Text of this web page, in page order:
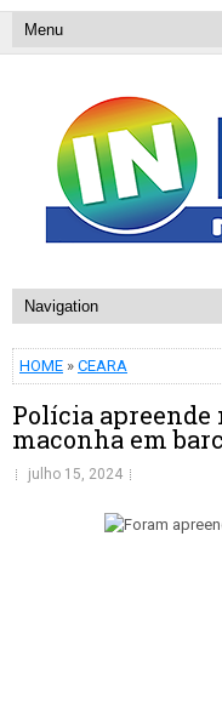
HOME » CEARA
Polícia apreende
maconha em
julho 15, 2024